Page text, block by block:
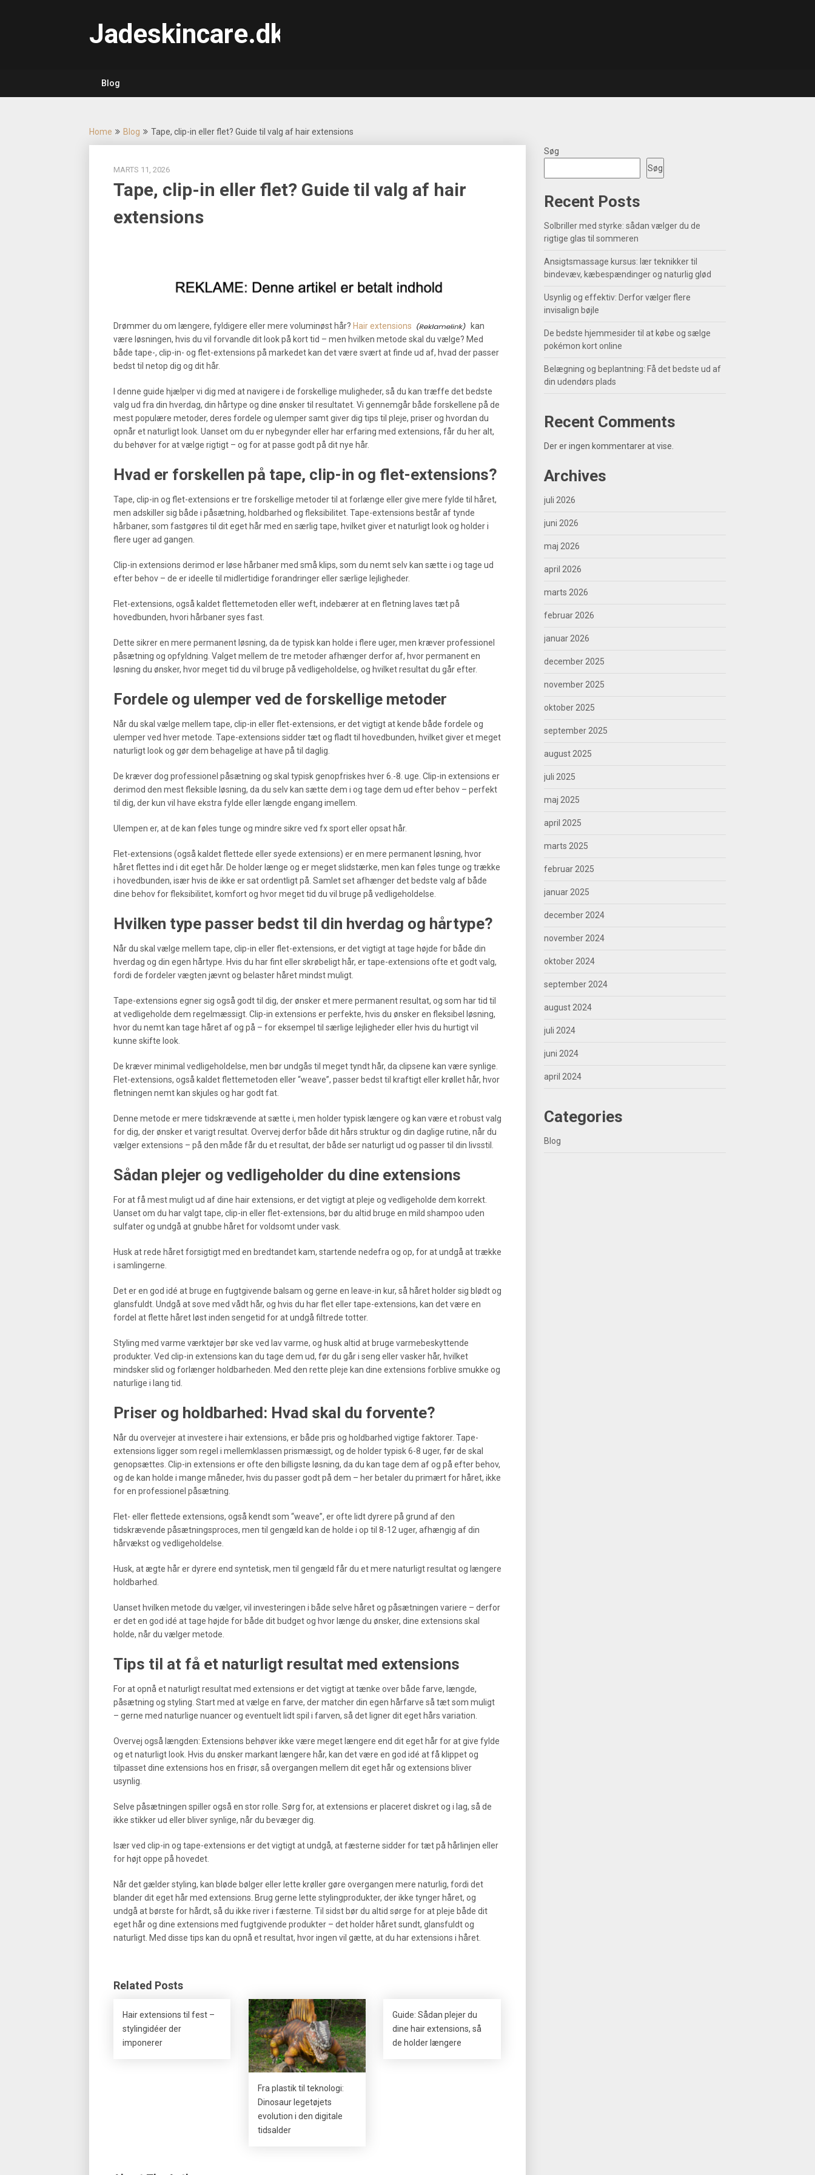
Jadeskincare.dk
Blog
Home Blog Tape, clip-in eller flet? Guide til valg af hair extensions
MARTS 11, 2026
Tape, clip-in eller flet? Guide til valg af hair
extensions
Drømmer du om længere, fyldigere eller mere voluminøst hår? Hair extensions
kan
være løsningen, hvis du vil forvandle dit look på kort tid – men hvilken metode skal du vælge? Med
både tape-, clip-in- og flet-extensions på markedet kan det være svært at finde ud af, hvad der passer
bedst til netop dig og dit hår.
I denne guide hjælper vi dig med at navigere i de forskellige muligheder, så du kan træffe det bedste
valg ud fra din hverdag, din hårtype og dine ønsker til resultatet. Vi gennemgår både forskellene på de
mest populære metoder, deres fordele og ulemper samt giver dig tips til pleje, priser og hvordan du
opnår et naturligt look. Uanset om du er nybegynder eller har erfaring med extensions, får du her alt,
du behøver for at vælge rigtigt – og for at passe godt på dit nye hår.
Hvad er forskellen på tape, clip-in og flet-extensions?
Tape, clip-in og flet-extensions er tre forskellige metoder til at forlænge eller give mere fylde til håret,
men adskiller sig både i påsætning, holdbarhed og fleksibilitet. Tape-extensions består af tynde
hårbaner, som fastgøres til dit eget hår med en særlig tape, hvilket giver et naturligt look og holder i
flere uger ad gangen.
Clip-in extensions derimod er løse hårbaner med små klips, som du nemt selv kan sætte i og tage ud
efter behov – de er ideelle til midlertidige forandringer eller særlige lejligheder.
Flet-extensions, også kaldet flettemetoden eller weft, indebærer at en fletning laves tæt på
hovedbunden, hvori hårbaner syes fast.
Dette sikrer en mere permanent løsning, da de typisk kan holde i flere uger, men kræver professionel
påsætning og opfyldning. Valget mellem de tre metoder afhænger derfor af, hvor permanent en
løsning du ønsker, hvor meget tid du vil bruge på vedligeholdelse, og hvilket resultat du går efter.
Fordele og ulemper ved de forskellige metoder
Når du skal vælge mellem tape, clip-in eller flet-extensions, er det vigtigt at kende både fordele og
ulemper ved hver metode. Tape-extensions sidder tæt og fladt til hovedbunden, hvilket giver et meget
naturligt look og gør dem behagelige at have på til daglig.
De kræver dog professionel påsætning og skal typisk genopfriskes hver 6.-8. uge. Clip-in extensions er
derimod den mest fleksible løsning, da du selv kan sætte dem i og tage dem ud efter behov – perfekt
til dig, der kun vil have ekstra fylde eller længde engang imellem.
Ulempen er, at de kan føles tunge og mindre sikre ved fx sport eller opsat hår.
Flet-extensions (også kaldet flettede eller syede extensions) er en mere permanent løsning, hvor
håret flettes ind i dit eget hår. De holder længe og er meget slidstærke, men kan føles tunge og trække
i hovedbunden, især hvis de ikke er sat ordentligt på. Samlet set afhænger det bedste valg af både
dine behov for fleksibilitet, komfort og hvor meget tid du vil bruge på vedligeholdelse.
Hvilken type passer bedst til din hverdag og hårtype?
Når du skal vælge mellem tape, clip-in eller flet-extensions, er det vigtigt at tage højde for både din
hverdag og din egen hårtype. Hvis du har fint eller skrøbeligt hår, er tape-extensions ofte et godt valg,
fordi de fordeler vægten jævnt og belaster håret mindst muligt.
Tape-extensions egner sig også godt til dig, der ønsker et mere permanent resultat, og som har tid til
at vedligeholde dem regelmæssigt. Clip-in extensions er perfekte, hvis du ønsker en fleksibel løsning,
hvor du nemt kan tage håret af og på – for eksempel til særlige lejligheder eller hvis du hurtigt vil
kunne skifte look.
De kræver minimal vedligeholdelse, men bør undgås til meget tyndt hår, da clipsene kan være synlige.
Flet-extensions, også kaldet flettemetoden eller “weave”, passer bedst til kraftigt eller krøllet hår, hvor
fletningen nemt kan skjules og har godt fat.
Denne metode er mere tidskrævende at sætte i, men holder typisk længere og kan være et robust valg
for dig, der ønsker et varigt resultat. Overvej derfor både dit hårs struktur og din daglige rutine, når du
vælger extensions – på den måde får du et resultat, der både ser naturligt ud og passer til din livsstil.
Sådan plejer og vedligeholder du dine extensions
For at få mest muligt ud af dine hair extensions, er det vigtigt at pleje og vedligeholde dem korrekt.
Uanset om du har valgt tape, clip-in eller flet-extensions, bør du altid bruge en mild shampoo uden
sulfater og undgå at gnubbe håret for voldsomt under vask.
Husk at rede håret forsigtigt med en bredtandet kam, startende nedefra og op, for at undgå at trække
i samlingerne.
Det er en god idé at bruge en fugtgivende balsam og gerne en leave-in kur, så håret holder sig blødt og
glansfuldt. Undgå at sove med vådt hår, og hvis du har flet eller tape-extensions, kan det være en
fordel at flette håret løst inden sengetid for at undgå filtrede totter.
Styling med varme værktøjer bør ske ved lav varme, og husk altid at bruge varmebeskyttende
produkter. Ved clip-in extensions kan du tage dem ud, før du går i seng eller vasker hår, hvilket
mindsker slid og forlænger holdbarheden. Med den rette pleje kan dine extensions forblive smukke og
naturlige i lang tid.
Priser og holdbarhed: Hvad skal du forvente?
Når du overvejer at investere i hair extensions, er både pris og holdbarhed vigtige faktorer. Tape-
extensions ligger som regel i mellemklassen prismæssigt, og de holder typisk 6-8 uger, før de skal
genopsættes. Clip-in extensions er ofte den billigste løsning, da du kan tage dem af og på efter behov,
og de kan holde i mange måneder, hvis du passer godt på dem – her betaler du primært for håret, ikke
for en professionel påsætning.
Flet- eller flettede extensions, også kendt som “weave”, er ofte lidt dyrere på grund af den
tidskrævende påsætningsproces, men til gengæld kan de holde i op til 8-12 uger, afhængig af din
hårvækst og vedligeholdelse.
Husk, at ægte hår er dyrere end syntetisk, men til gengæld får du et mere naturligt resultat og længere
holdbarhed.
Uanset hvilken metode du vælger, vil investeringen i både selve håret og påsætningen variere – derfor
er det en god idé at tage højde for både dit budget og hvor længe du ønsker, dine extensions skal
holde, når du vælger metode.
Tips til at få et naturligt resultat med extensions
For at opnå et naturligt resultat med extensions er det vigtigt at tænke over både farve, længde,
påsætning og styling. Start med at vælge en farve, der matcher din egen hårfarve så tæt som muligt
– gerne med naturlige nuancer og eventuelt lidt spil i farven, så det ligner dit eget hårs variation.
Overvej også længden: Extensions behøver ikke være meget længere end dit eget hår for at give fylde
og et naturligt look. Hvis du ønsker markant længere hår, kan det være en god idé at få klippet og
tilpasset dine extensions hos en frisør, så overgangen mellem dit eget hår og extensions bliver
usynlig.
Selve påsætningen spiller også en stor rolle. Sørg for, at extensions er placeret diskret og i lag, så de
ikke stikker ud eller bliver synlige, når du bevæger dig.
Især ved clip-in og tape-extensions er det vigtigt at undgå, at fæsterne sidder for tæt på hårlinjen eller
for højt oppe på hovedet.
Når det gælder styling, kan bløde bølger eller lette krøller gøre overgangen mere naturlig, fordi det
blander dit eget hår med extensions. Brug gerne lette stylingprodukter, der ikke tynger håret, og
undgå at børste for hårdt, så du ikke river i fæsterne. Til sidst bør du altid sørge for at pleje både dit
eget hår og dine extensions med fugtgivende produkter – det holder håret sundt, glansfuldt og
naturligt. Med disse tips kan du opnå et resultat, hvor ingen vil gætte, at du har extensions i håret.
Related Posts
Hair extensions til fest –
stylingidéer der
imponerer
Fra plastik til teknologi:
Dinosaur legetøjets
evolution i den digitale
tidsalder
Guide: Sådan plejer du
dine hair extensions, så
de holder længere
Søg
Søg
Recent Posts
Solbriller med styrke: sådan vælger du de
rigtige glas til sommeren
Ansigtsmassage kursus: lær teknikker til
bindevæv, kæbespændinger og naturlig glød
Usynlig og effektiv: Derfor vælger flere
invisalign bøjle
De bedste hjemmesider til at købe og sælge
pokémon kort online
Belægning og beplantning: Få det bedste ud af
din udendørs plads
Recent Comments
Der er ingen kommentarer at vise.
Archives
juli 2026
juni 2026
maj 2026
april 2026
marts 2026
februar 2026
januar 2026
december 2025
november 2025
oktober 2025
september 2025
august 2025
juli 2025
maj 2025
april 2025
marts 2025
februar 2025
januar 2025
december 2024
november 2024
oktober 2024
september 2024
august 2024
juli 2024
juni 2024
april 2024
Categories
Blog